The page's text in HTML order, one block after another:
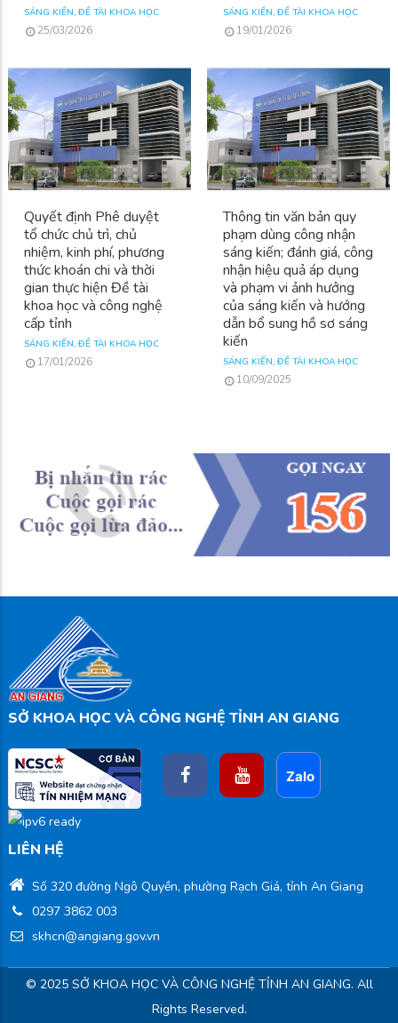
SÁNG KIẾN, ĐỀ TÀI KHOA HỌC
25/03/2026
SÁNG KIẾN, ĐỀ TÀI KHOA HỌC
19/01/2026
Quyết định Phê duyệt
tổ chức chủ trì, chủ
nhiệm, kinh phí, phương
thức khoán chi và thời
gian thực hiện Đề tài
khoa học và công nghệ
cấp tỉnh
SÁNG KIẾN, ĐỀ TÀI KHOA HỌC
17/01/2026
Thông tin văn bản quy
phạm dùng công nhận
sáng kiến; đánh giá, công
nhận hiệu quả áp dụng
và phạm vi ảnh hưởng
của sáng kiến và hướng
dẫn bổ sung hồ sơ sáng
kiến
SÁNG KIẾN, ĐỀ TÀI KHOA HỌC
10/09/2025
SỞ KHOA HỌC VÀ CÔNG NGHỆ TỈNH AN GIANG
LIÊN HỆ
Số 320 đường Ngô Quyền, phường Rạch Giá, tỉnh An Giang
0297 3862 003
skhcn@angiang.gov.vn
© 2025 SỞ KHOA HỌC VÀ CÔNG NGHỆ TỈNH AN GIANG. All
Rights Reserved.